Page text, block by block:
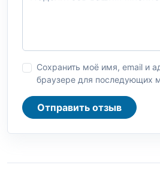
Сохранить моё имя, email и
браузере для последующих
Отправить отзыв